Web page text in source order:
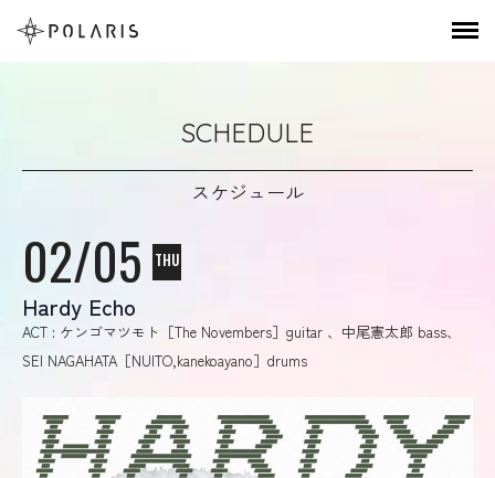
SCHEDULE
スケジュール
02/05 THU
Hardy Echo
ACT : ケンゴマツモト［The Novembers］guitar 、中尾憲太郎 bass、
SEI NAGAHATA［NUITO,kanekoayano］drums